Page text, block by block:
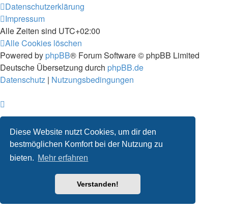
Diese Website nutzt Cookies, um dir den
bestmöglichen Komfort bei der Nutzung zu
bieten. Mehr erfahren
Verstanden!
Datenschutzerklärung
Impressum
Alle Zeiten sind UTC+02:00
Alle Cookies löschen
Powered by phpBB® Forum Software © phpBB Limited
Deutsche Übersetzung durch phpBB.de
Datenschutz | Nutzungsbedingungen